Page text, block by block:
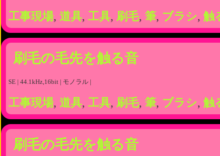
工事現場, 道具, 工具, 刷毛, 筆, ブラシ, 触
刷毛の毛先を触る音
SE | 44.1kHz,16bit | モノラル |
工事現場, 道具, 工具, 刷毛, 筆, ブラシ, 触
刷毛の毛先を触る音